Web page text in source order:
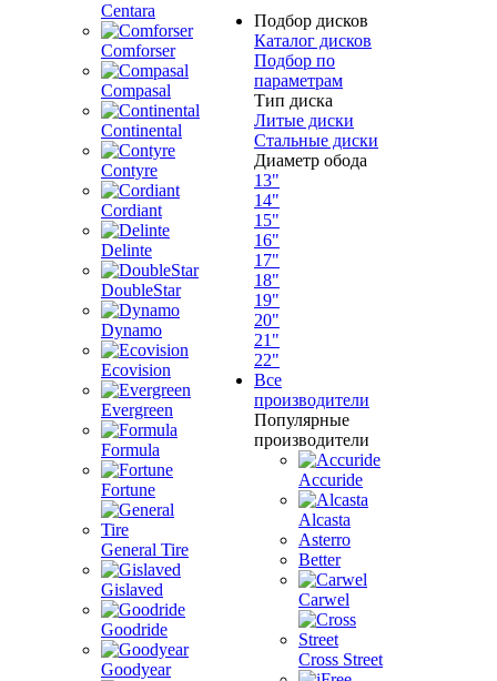
Centara
Comforser
Compasal
Continental
Contyre
Cordiant
Delinte
DoubleStar
Dynamo
Ecovision
Evergreen
Formula
Fortune
General Tire
Gislaved
Goodride
Goodyear
Подбор дисков
Каталог дисков
Подбор по
параметрам
Тип диска
Литые диски
Стальные диски
Диаметр обода
13"
14"
15"
16"
17"
18"
19"
20"
21"
22"
Все
производители
Популярные
производители
Accuride
Alcasta
Asterro
Better
Carwel
Cross Street